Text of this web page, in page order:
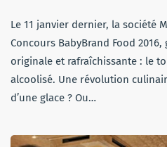
Le 11 janvier dernier, la société
Concours BabyBrand Food
originale et rafraîchissante : le
alcoolisé. Une révolution
d’une glace ? Ou…